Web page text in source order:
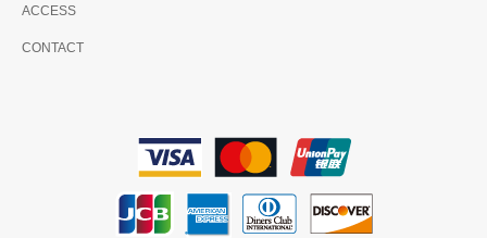
ACCESS
CONTACT